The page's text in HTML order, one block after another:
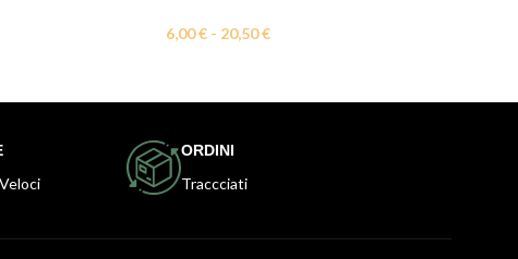
6,00€ - 20,50€
ORDINI
Traccciati